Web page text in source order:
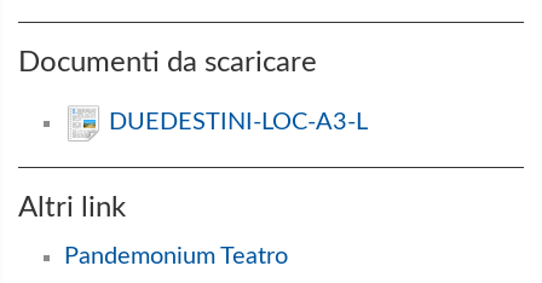
Documenti da scaricare
DUEDESTINI-LOC-A3-L
Altri link
Pandemonium Teatro